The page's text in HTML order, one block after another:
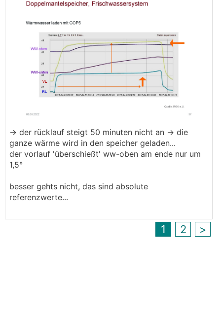
-> der rücklauf steigt 50 minuten nicht an -> die
ganze wärme wird in den speicher geladen...
der vorlauf 'überschießt' ww-oben am ende nur um
1,5°
besser gehts nicht, das sind absolute
referenzwerte...
1 2 >